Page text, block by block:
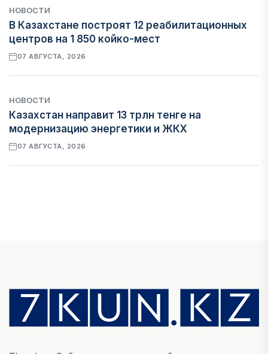
НОВОСТИ
В Казахстане построят 12 реабилитационных
центров на 1 850 койко-мест
07 АВГУСТА, 2026
НОВОСТИ
Казахстан направит 13 трлн тенге на
модернизацию энергетики и ЖКХ
07 АВГУСТА, 2026
Денежно-кредитная политика влияет не
только на спрос, но и на предложение труда
07 АВГУСТА, 2026